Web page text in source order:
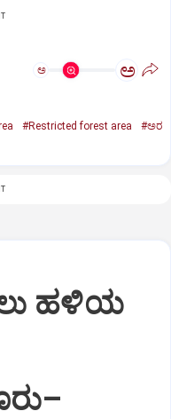
ಅ ಅ
#Restricted forest area
#ಅರ
ಹಳಿಯ